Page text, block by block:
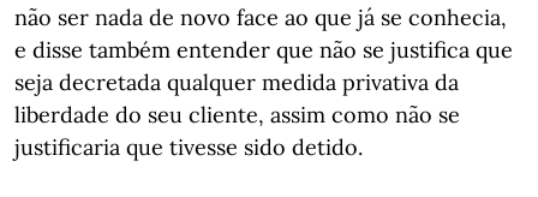
não ser nada de novo face ao que já se conhecia,
e disse também entender que não se justifica que
seja decretada qualquer medida privativa da
liberdade do seu cliente, assim como não se
justificaria que tivesse sido detido.